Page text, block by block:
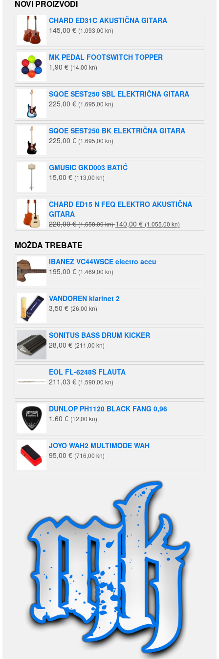
NOVI PROIZVODI
CHARD ED31C AKUSTIČNA GITARA
145,00 € (1.093,00 kn)
MK PEDAL FOOTSWITCH TOPPER
1,90 € (14,00 kn)
SQOE SEST250 SBL ELEKTRIČNA GITARA
225,00 € (1.695,00 kn)
SQOE SEST250 BK ELEKTRIČNA GITARA
225,00 € (1.695,00 kn)
GMUSIC GKD003 BATIĆ
15,00 € (113,00 kn)
CHARD ED15 N FEQ ELEKTRO AKUSTIČNA
GITARA
220,00€ (1.658,00 kn)Izvorna
cijena
je:
220,00 €
140,00 € (1.055,00 kn)
cijena
140,00 €
MOŽDA TREBATE
IBANEZ VC44WSCE electro accu
195,00 € (1.469,00 kn)
VANDOREN klarinet 2
3,50 € (26,00 kn)
SONITUS BASS DRUM KICKER
28,00 € (211,00 kn)
EOL FL-6248S FLAUTA
211,03 € (1.590,00 kn)
DUNLOP PH1120 BLACK FANG 0,96
1,60 € (12,00 kn)
JOYO WAH2 MULTIMODE WAH
95,00 € (716,00 kn)